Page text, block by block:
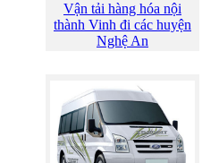
Vận tải hàng hóa nội
thành Vinh đi các huyện
Nghệ An